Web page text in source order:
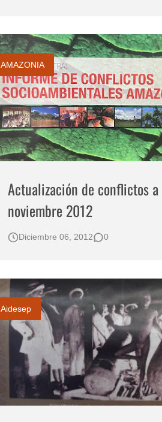
AMAZONIA
Actualización de conflictos a
noviembre 2012
Diciembre 06, 2012 0
Aidesep